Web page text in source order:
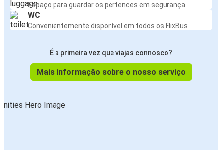
Espaço para guardar os pertences em segurança
WC
Convenientemente disponível em todos os FlixBus
É a primeira vez que viajas connosco?
Mais informação sobre o nosso serviço